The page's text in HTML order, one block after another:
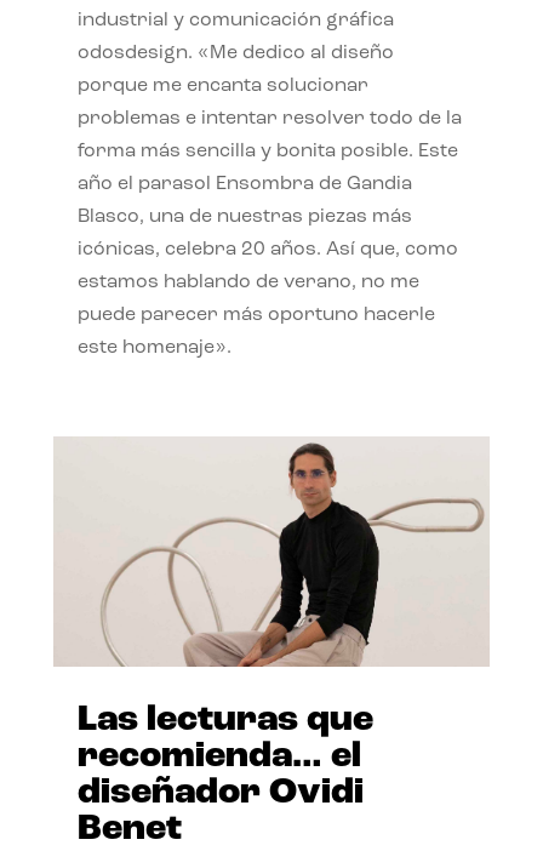
industrial y comunicación gráfica
odosdesign. «Me dedico al diseño
porque me encanta solucionar
problemas e intentar resolver todo de la
forma más sencilla y bonita posible. Este
año el parasol Ensombra de Gandia
Blasco, una de nuestras piezas más
icónicas, celebra 20 años. Así que, como
estamos hablando de verano, no me
puede parecer más oportuno hacerle
este homenaje».
Las lecturas que
recomienda… el
diseñador Ovidi
Benet